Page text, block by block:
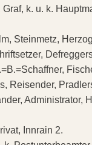
k. u. k.
Steinmetz,
Reisender,
Administrator,
Innrain 2.